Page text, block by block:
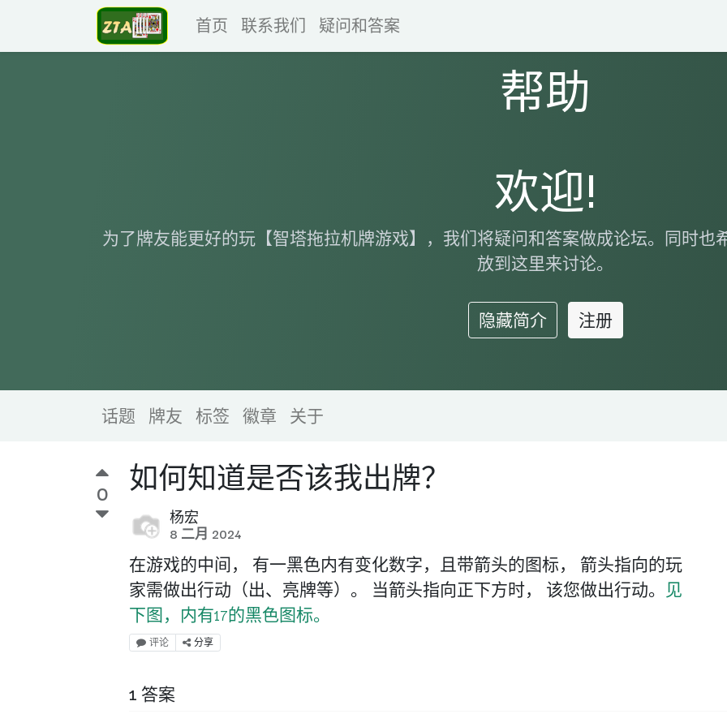
首页 联系我们 疑问和答案
帮助
欢迎!
为了牌友能更好的玩【智塔拖拉机牌游戏】，我们将疑问和答案做成论坛。同时也
放到这里来讨论。
隐藏简介 注册
话题 牌友 标签 徽章 关于
0 如何知道是否该我出牌？
杨宏
8 二月 2024
在游戏的中间， 有一黑色内有变化数字，且带箭头的图标， 箭头指向的玩
家需做出行动（出、亮牌等）。 当箭头指向正下方时， 该您做出行动。 见
下图，内有17的黑色图标。
评论 分享
1 答案